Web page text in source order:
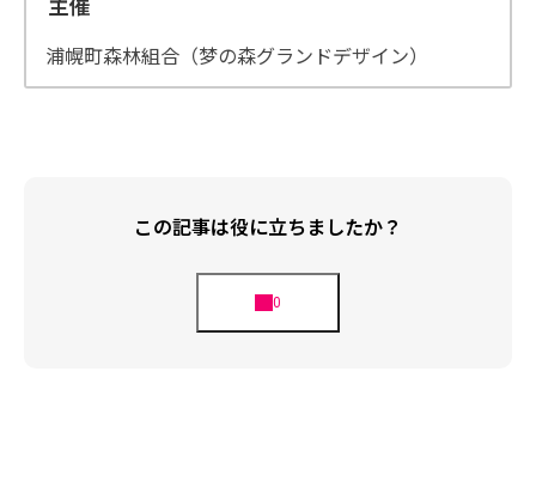
主催
浦幌町森林組合（梦の森グランドデザイン）
この記事は役に立ちましたか？